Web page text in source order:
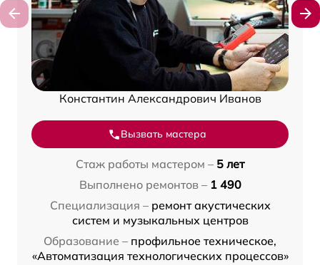
Константин Александрович Иванов
Вызвать мастера
Стаж работы мастером – 5 лет
Выполнено ремонтов – 1 490
Специализация – ремонт акустических
систем и музыкальных центров
Образование – профильное техническое,
«Автоматизация технологических процессов»